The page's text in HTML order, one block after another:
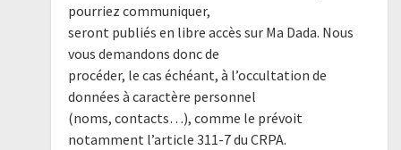
pourriez communiquer,
seront publiés en libre accès sur Ma Dada. Nous
vous demandons donc de
procéder, le cas échéant, à l’occultation de
données à caractère personnel
(noms, contacts…), comme le prévoit
notamment l’article 311-7 du CRPA.